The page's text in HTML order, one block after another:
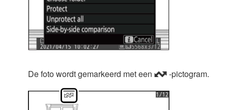
De foto wordt gemarkeerd met een W -pictogram.